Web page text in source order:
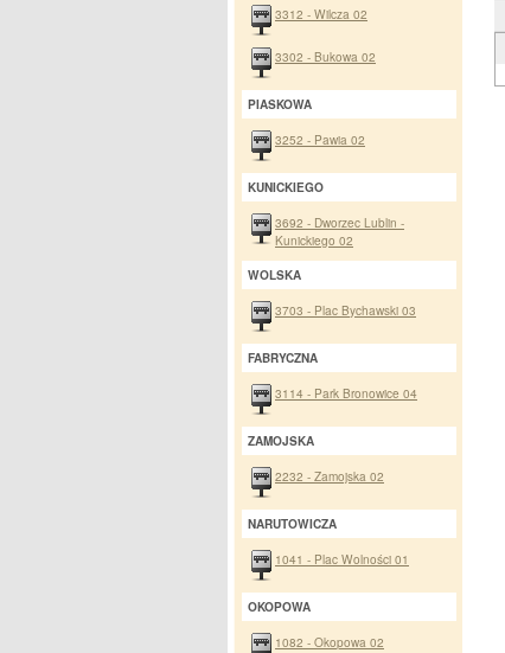
3312 - Wilcza 02
3302 - Bukowa 02
PIASKOWA
3252 - Pawia 02
KUNICKIEGO
3692 - Dworzec Lublin -
Kunickiego 02
WOLSKA
3703 - Plac Bychawski 03
FABRYCZNA
3114 - Park Bronowice 04
ZAMOJSKA
2232 - Zamojska 02
NARUTOWICZA
1041 - Plac Wolności 01
OKOPOWA
1082 - Okopowa 02